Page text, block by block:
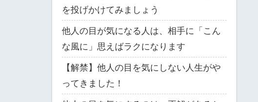
を投げかけてみましょう
他人の目が気になる人は、相手に「こん
な風に」思えばラクになります
【解禁】他人の目を気にしない人生がや
ってきました！